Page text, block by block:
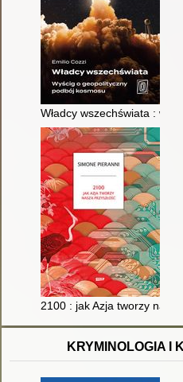
Władcy wszechświata :
2100 : jak Azja tworzy naszą
KRYMINOLOGIA I